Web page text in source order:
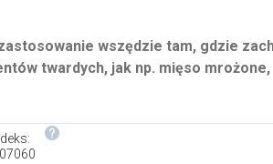
wszędzie tam, gdzie
twardych, jak np. mięso mrożone,